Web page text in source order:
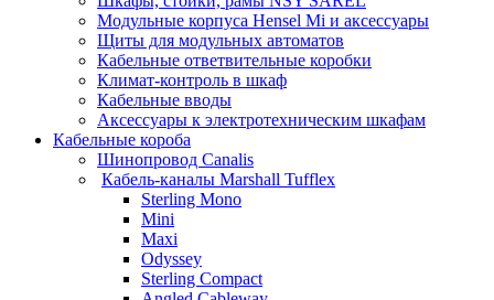
Модульные корпуса Hensel Mi и аксессуары
Щиты для модульных автоматов
Кабельные ответвительные коробки
Климат-контроль в шкаф
Кабельные вводы
Аксессуары к электротехническим шкафам
Кабельные короба
Шинопровод Canalis
Кабель-каналы Marshall Tufflex
Sterling Mono
Mini
Maxi
Odyssey
Sterling Compact